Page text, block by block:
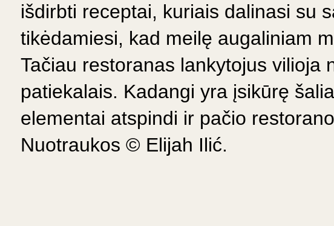
išdirbti receptai, kuriais dalinasi su
tikėdamiesi, kad meilę augaliniam
Tačiau restoranas lankytojus vilioja
patiekalais. Kadangi yra įsikūrę
elementai atspindi ir pačio
Nuotraukos © Elijah Ilić.